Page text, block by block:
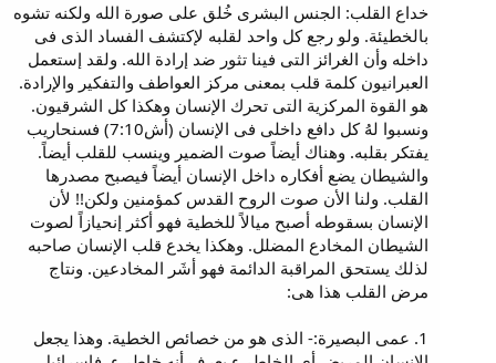
خداع القلب: الجنس البشرى خُلق على صورة الله ولكنه تشوه
بالخطيئة. ولو رجع كل واحد لقلبه لإكتشف الفساد الذى فى
داخله وأن الغرائز التى فينا تثور ضد إرادة الله. ولقد إستعمل
العبرانيون كلمة قلب بمعنى مركز العواطف والتفكير والإرادة.
هو القوة المركزية التى تحرك الإنسان وهكذا كل الشرقيون.
ونسبوا لهُ كل دافع داخلى فى الإنسان (أش7:10) فسنحاريب
يفتكر بقلبه. وهناك أيضاً صوت الضمير وينسب للقلب أيضاً.
والشيطان يضع أفكاره داخل الإنسان أيضاً فيصبح مصدرها
القلب. ولنا الأن صوت الروح القدس كمؤمنين ولكن!! لأن
الإنسان بسقوطه أصبح ميالاً للخطية فهو أكثر إنحيازاً لصوت
الشيطان المخادع المضلل. وهكذا يخدع قلب الإنسان صاحبه
لذلك يستحق المراقبة الدائمة فهو أشَر المخادعين. ونتاج
مرض القلب هذا هى:
1. عمى البصيرة:- الذى هو من خصائص الخطية. وهذا يجعل